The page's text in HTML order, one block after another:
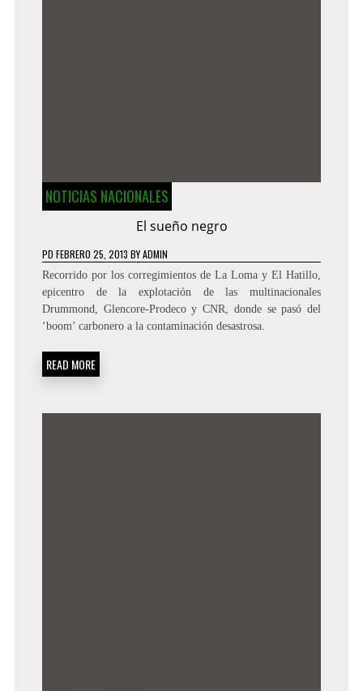
NOTICIAS NACIONALES
El sueño negro
PD FEBRERO 25, 2013 BYADMIN
Recorrido por los corregimientos de La Loma y El Hatillo,
epicentro de la explotación de las multinacionales
Drummond, Glencore-Prodeco y CNR, donde se pasó del
‘boom’ carbonero a la contaminación desastrosa.
READ MORE